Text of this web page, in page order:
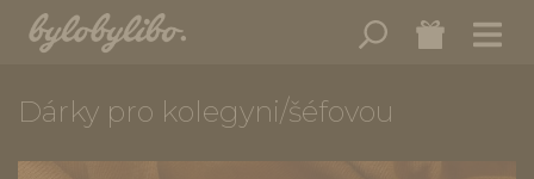
Dárky pro kolegyni/šéfovou